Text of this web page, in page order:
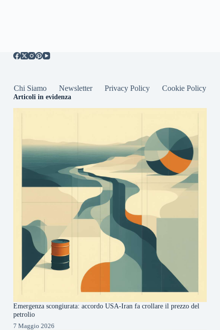
Chi Siamo Newsletter Privacy Policy Cookie Policy
Articoli in evidenza
Emergenza scongiurata: accordo USA-Iran fa crollare il prezzo del
petrolio
7 Maggio 2026